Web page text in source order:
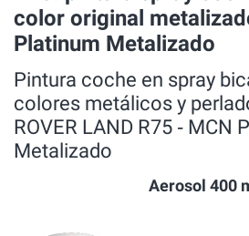
color original
Platinum Metalizado
Pintura coche en spray
colores metálicos y
ROVER LAND R75 ‐ MCN
Metalizado
Aerosol 400